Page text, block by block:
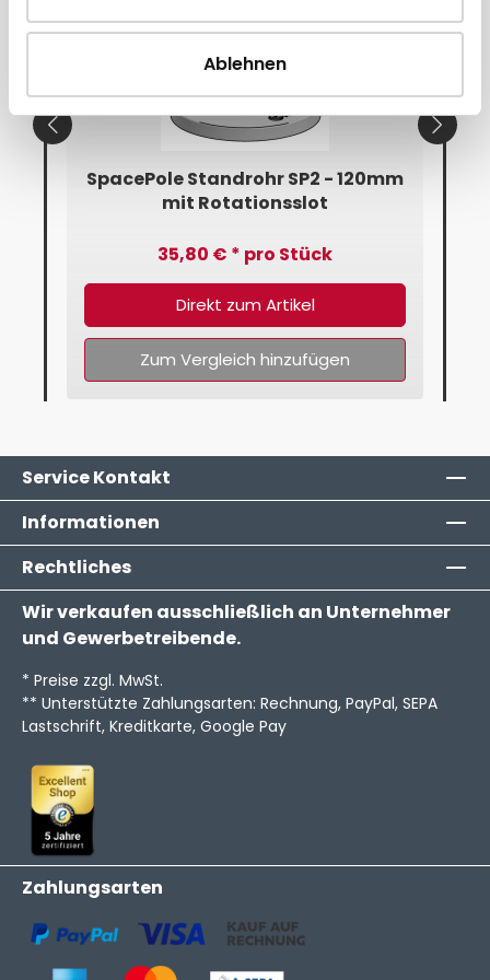
Ablehnen
SpacePole Standrohr SP2 - 120mm
mit Rotationsslot
35,80 € * pro Stück
Direkt zum Artikel
Zum Vergleich hinzufügen
Service Kontakt
Informationen
Rechtliches
Wir verkaufen ausschließlich an Unternehmer
und Gewerbetreibende.
* Preise zzgl. MwSt.
** Unterstützte Zahlungsarten: Rechnung, PayPal, SEPA
Lastschrift, Kreditkarte, Google Pay
Zahlungsarten